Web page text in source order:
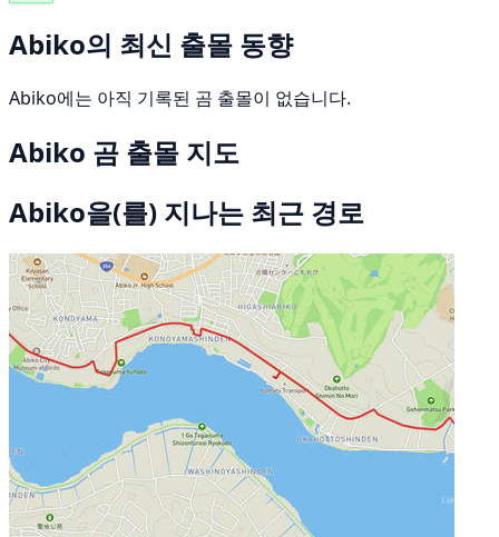
Abiko의 최신 출몰 동향
Abiko에는 아직 기록된 곰 출몰이 없습니다.
Abiko 곰 출몰 지도
Abiko을(를) 지나는 최근 경로